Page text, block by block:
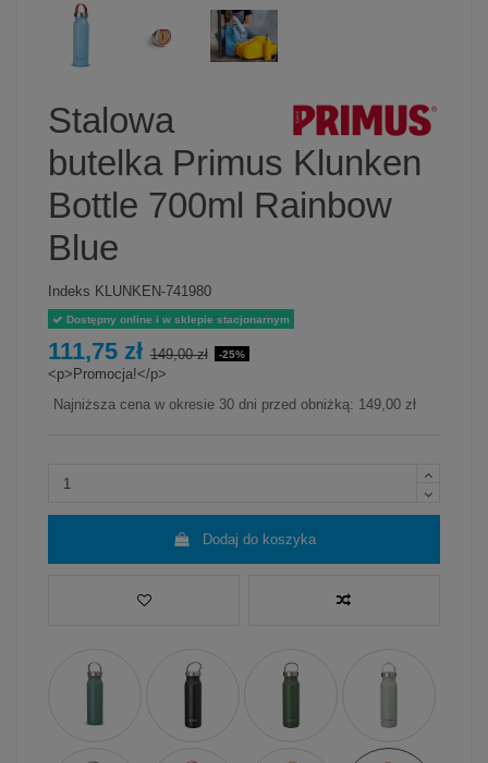
Stalowa
butelka Primus Klunken
Bottle 700ml Rainbow
Blue
Indeks KLUNKEN-741980
Dostępny online i w sklepie stacjonarnym
111,75 zł 149,00 zł -25%
<p>Promocja!</p>
Najniższa cena w okresie 30 dni przed obniżką: 149,00 zł
Dodaj do koszyka